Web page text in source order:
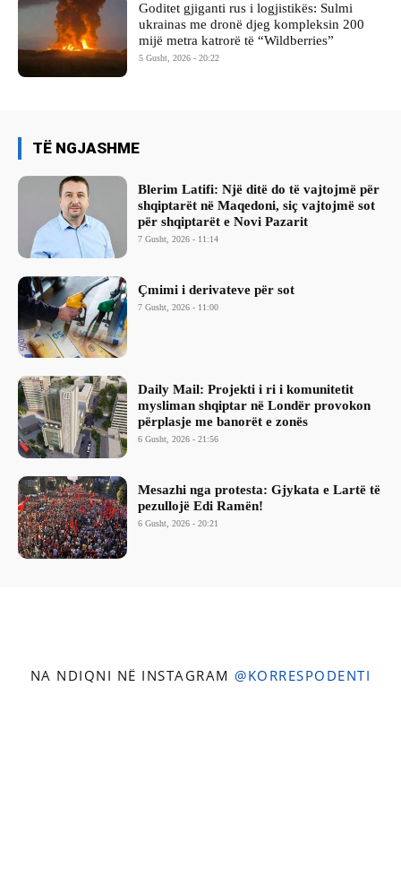
Goditet gjiganti rus i logjistikës: Sulmi
ukrainas me dronë djeg kompleksin 200
mijë metra katrorë të “Wildberries”
5 Gusht, 2026 - 20:22
TË NGJASHME
Blerim Latifi: Një ditë do të vajtojmë për
shqiptarët në Maqedoni, siç vajtojmë sot
për shqiptarët e Novi Pazarit
7 Gusht, 2026 - 11:14
Çmimi i derivateve për sot
7 Gusht, 2026 - 11:00
Daily Mail: Projekti i ri i komunitetit
mysliman shqiptar në Londër provokon
përplasje me banorët e zonës
6 Gusht, 2026 - 21:56
Mesazhi nga protesta: Gjykata e Lartë të
pezullojë Edi Ramën!
6 Gusht, 2026 - 20:21
NA NDIQNI NË INSTAGRAM @KORRESPODENTI